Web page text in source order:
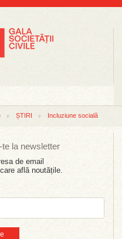
ȘTIRI Incluziune socială
la newsletter
de email
află noutățile.